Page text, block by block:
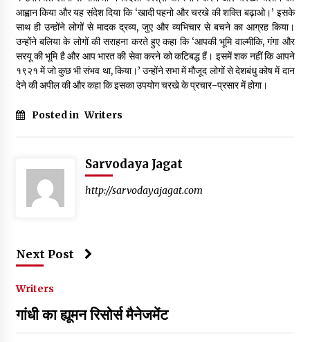
आह्वान किया और यह संदेश दिया कि ‘खादी पहनो और चरखे की शक्ति बढ़ाओ।’ इसके
साथ ही उन्होंने लोगों से मादक द्रव्य, जुए और व्यभिचार से बचने का आग्रह किया।
उन्होंने बलिया के लोगों की सराहना करते हुए कहा कि ‘आपकी भूमि वाल्मीकि, गंगा और
सरयू की भूमि है और आप भारत की सेवा करने को कटिबद्ध हैं। इसमें शक नहीं कि आपने
१९२१ में जो कुछ भी संभव था, किया।’ उन्होंने सभा में मौजूद लोगों से देशबंधु कोष में दान
देने की अपील की और कहा कि इसका उपयोग चरखे के प्रचार-प्रसार में होगा।
Posted in Writers
Sarvodaya Jagat
http://sarvodayajagat.com
Next Post
Writers
गांधी का ह्यूमन रिसोर्स मैनेजमेंट